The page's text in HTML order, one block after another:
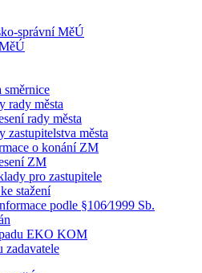
správní MěÚ
směrnice
rady města
rady města
zastupitelstva města
o konání ZM
ZM
pro zastupitele
stažení
podle §106⁄1999 Sb.
EKO KOM
zadavatele